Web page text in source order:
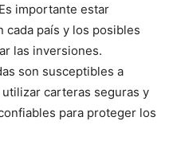
importante estar
cada país y los posibles
las inversiones.
son susceptibles a
carteras seguras y
para proteger los